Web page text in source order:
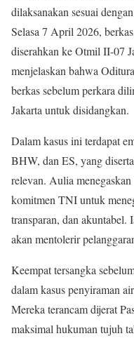
dilaksanakan sesuai
Selasa 7 April 2026,
diserahkan ke Otmil II-07
menjelaskan bahwa
berkas sebelum perkara
Jakarta untuk disidangkan.
Dalam kasus ini terdapat
BHW, dan ES, yang
relevan. Aulia
komitmen TNI untuk
transparan, dan
akan mentolerir
Keempat tersangka
dalam kasus penyiraman
Mereka terancam dijerat
maksimal hukuman tujuh